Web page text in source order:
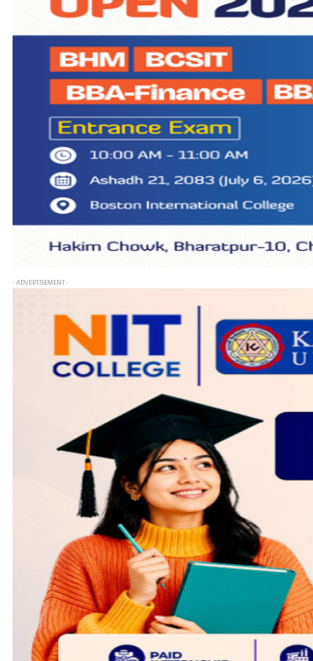
- ADVERTISEMENT -